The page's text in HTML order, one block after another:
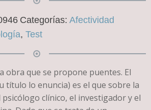
Categorías: Afectividad
, Test
obra que se propone puentes. El
título lo enuncia) es el que sobre la
clínico, el investigador y el